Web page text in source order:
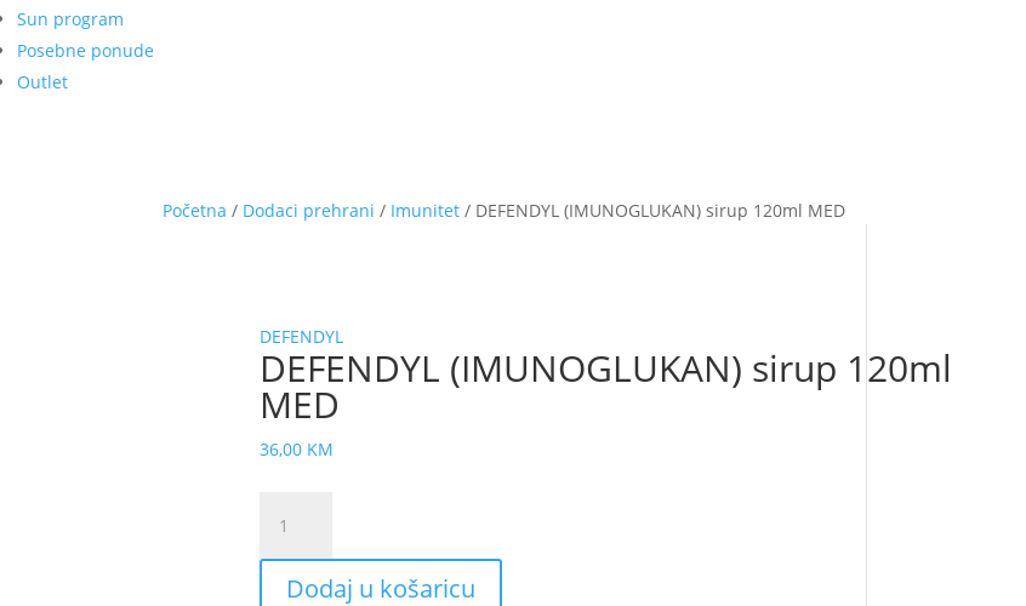
Sun program
Posebne ponude
Outlet
Početna / Dodaci prehrani / Imunitet / DEFENDYL (IMUNOGLUKAN) sirup 120ml MED
DEFENDYL
DEFENDYL (IMUNOGLUKAN) sirup 120ml
MED
36,00 KM
(IMUNOGLUKAN)
sirup
120mlDodaj u košaricu